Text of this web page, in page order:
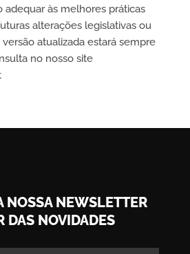
adequar às melhores práticas
alterações legislativas ou
atualizada estará sempre
no nosso site
NOSSA NEWSLETTER
DAS NOVIDADES